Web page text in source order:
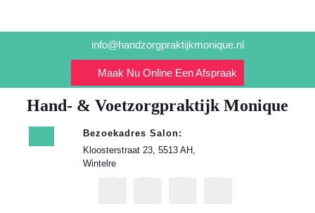
info@handzorgpraktijkmonique.nl
Maak Nu Online Een Afspraak
Hand- & Voetzorgpraktijk Monique
Bezoekadres Salon:
Kloosterstraat 23, 5513 AH,
Wintelre